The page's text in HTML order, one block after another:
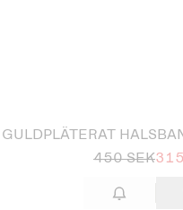
GULDPLÄTERAT
450 SEK